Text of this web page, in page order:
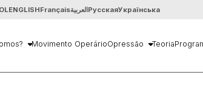
ENGLISHFrançaisالعربيةРусскаяУкраїнська
Movimento OperárioOpressão Teoria